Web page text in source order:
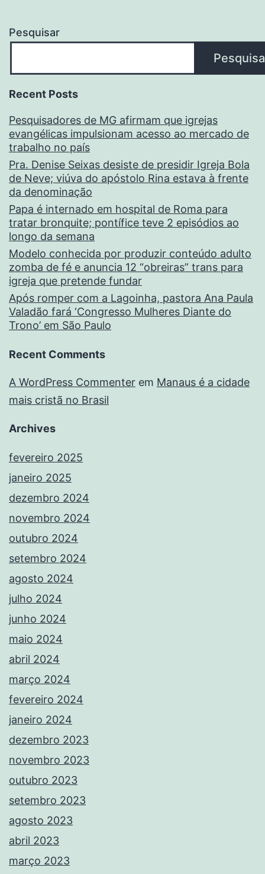
Pesquisar
Recent Posts
Pesquisadores de MG afirmam que igrejas
evangélicas impulsionam acesso ao mercado de
trabalho no país
Pra. Denise Seixas desiste de presidir Igreja Bola
de Neve; viúva do apóstolo Rina estava à frente
da denominação
Papa é internado em hospital de Roma para
tratar bronquite; pontífice teve 2 episódios ao
longo da semana
Modelo conhecida por produzir conteúdo adulto
zomba de fé e anuncia 12 “obreiras” trans para
igreja que pretende fundar
Após romper com a Lagoinha, pastora Ana Paula
Valadão fará ‘Congresso Mulheres Diante do
Trono’ em São Paulo
Recent Comments
A WordPress Commenter em Manaus é a cidade
mais cristã no Brasil
Archives
fevereiro 2025
janeiro 2025
dezembro 2024
novembro 2024
outubro 2024
setembro 2024
agosto 2024
julho 2024
junho 2024
maio 2024
abril 2024
março 2024
fevereiro 2024
janeiro 2024
dezembro 2023
novembro 2023
outubro 2023
setembro 2023
agosto 2023
abril 2023
março 2023